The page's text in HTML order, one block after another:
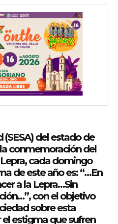
(SESA) del estado de
conmemoración del
cada domingo
de este año es: “…En
a la Lepra…Sin
con el objetivo
sobre esta
estigma que sufren